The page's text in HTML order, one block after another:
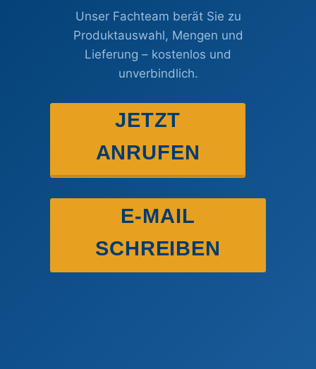
Unser Fachteam berät Sie zu
Produktauswahl, Mengen und
Lieferung – kostenlos und
unverbindlich.
JETZT
ANRUFEN
E-MAIL
SCHREIBEN